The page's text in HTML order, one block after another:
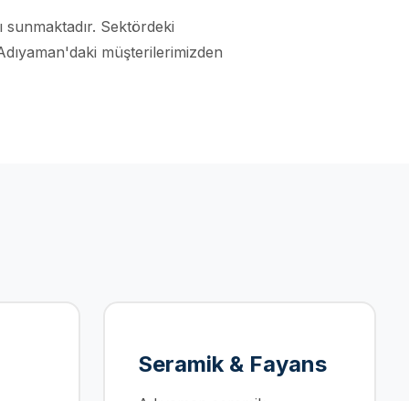
sunmaktadır. Sektördeki
müşterilerimizden
Seramik & Fayans